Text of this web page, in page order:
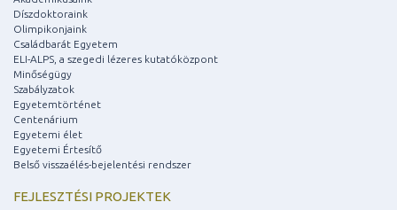
Díszdoktoraink
Olimpikonjaink
Családbarát Egyetem
ELI-ALPS, a szegedi lézeres kutatóközpont
Minőségügy
Szabályzatok
Egyetemtörténet
Centenárium
Egyetemi élet
Egyetemi Értesítő
Belső visszaélés-bejelentési rendszer
FEJLESZTÉSI PROJEKTEK